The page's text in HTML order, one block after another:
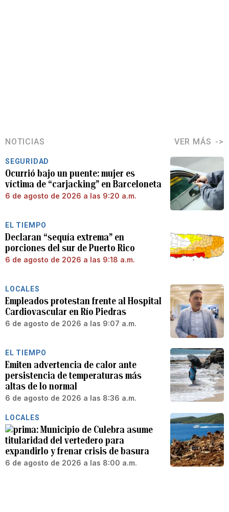
NOTICIAS VER MÁS
SEGURIDAD
Ocurrió bajo un puente: mujer es
víctima de “carjacking” en Barceloneta
6 de agosto de 2026 a las 9:20 a.m.
EL TIEMPO
Declaran “sequía extrema” en
porciones del sur de Puerto Rico
6 de agosto de 2026 a las 9:18 a.m.
LOCALES
Empleados protestan frente al Hospital
Cardiovascular en Río Piedras
6 de agosto de 2026 a las 9:07 a.m.
EL TIEMPO
Emiten advertencia de calor ante
persistencia de temperaturas más
altas de lo normal
6 de agosto de 2026 a las 8:36 a.m.
LOCALES
Municipio de Culebra asume
titularidad del vertedero para
expandirlo y frenar crisis de basura
6 de agosto de 2026 a las 8:00 a.m.